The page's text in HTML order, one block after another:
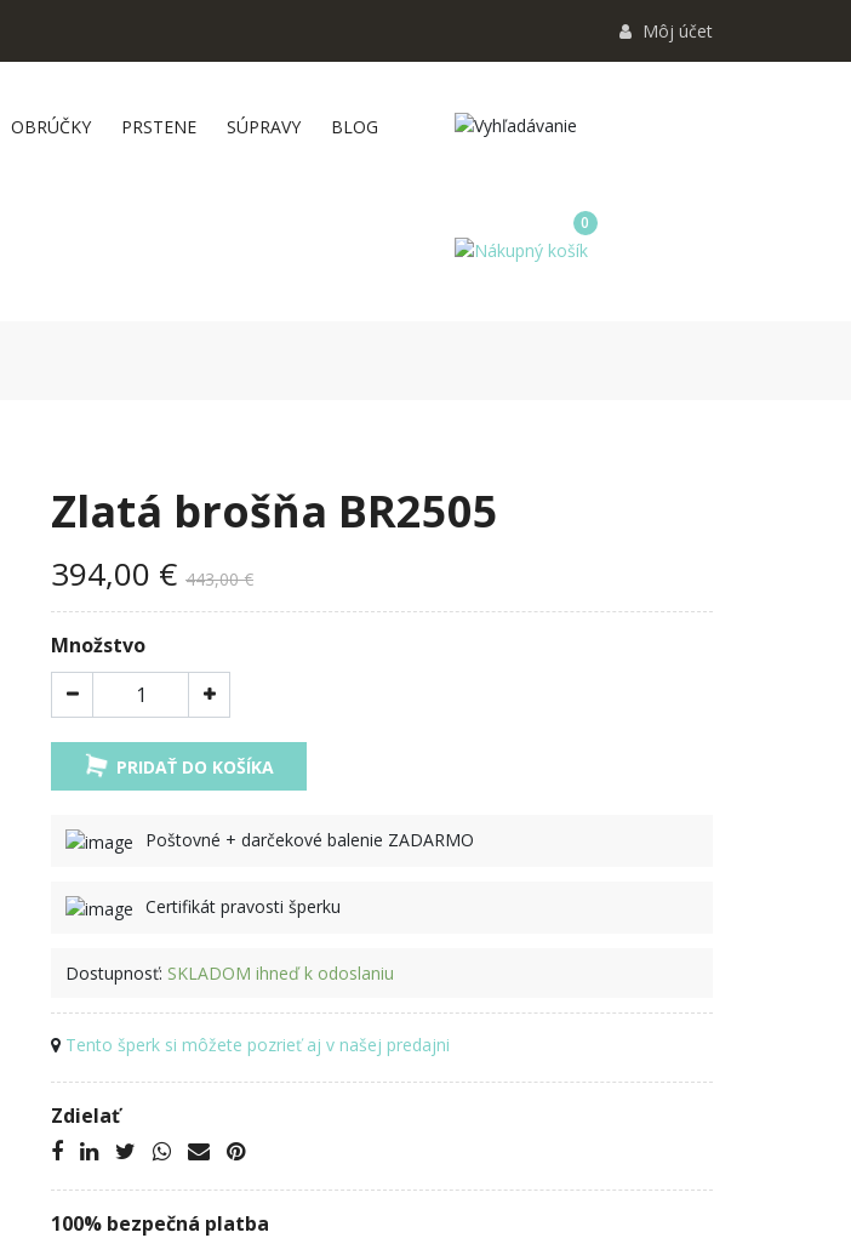
Môj účet
OBRÚČKY PRSTENE SÚPRAVY BLOG
0
Zlatá brošňa BR2505
394,00 € 443,00 €
Množstvo
PRIDAŤ DO KOŠÍKA
Poštovné + darčekové balenie ZADARMO
Certifikát pravosti šperku
Dostupnosť: SKLADOM ihneď k odoslaniu
Tento šperk si môžete pozrieť aj v našej predajni
Zdielať
100% bezpečná platba